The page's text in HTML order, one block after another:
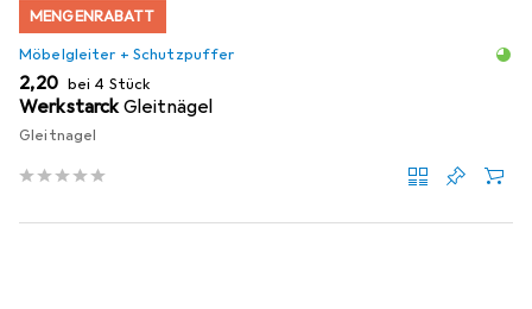
MENGENRABATT
Möbelgleiter + Schutzpuffer
EUR
2,20 bei 4 Stück
WerkstarckGleitnägel
Gleitnagel